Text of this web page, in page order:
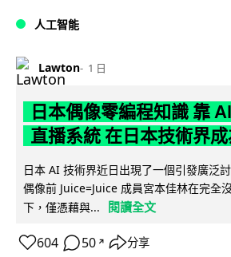
人工智能
Lawton 1 日
日本偶像零編程知識 靠
直播系統 在日本技術界
日本 AI 技術界近日出現了一個引發廣泛
偶像前 Juice=Juice 成員宮本佳林在完全
下，僅憑藉與...
閱讀全文
604 50 ↗ 分享